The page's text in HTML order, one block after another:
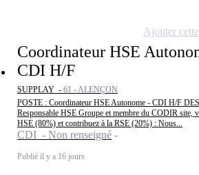
Coordinateur HSE
CDI H/F
SUPPLAY - 61 - ALENÇON
POSTE : Coordinateur HSE Autonome - CDI H/F
Responsable HSE Groupe et membre du CODIR site,
HSE (80%) et contribuez à la RSE (20%) : Nous...
CDI - Non renseigné
Publié il y a 16 jours
Ajouter